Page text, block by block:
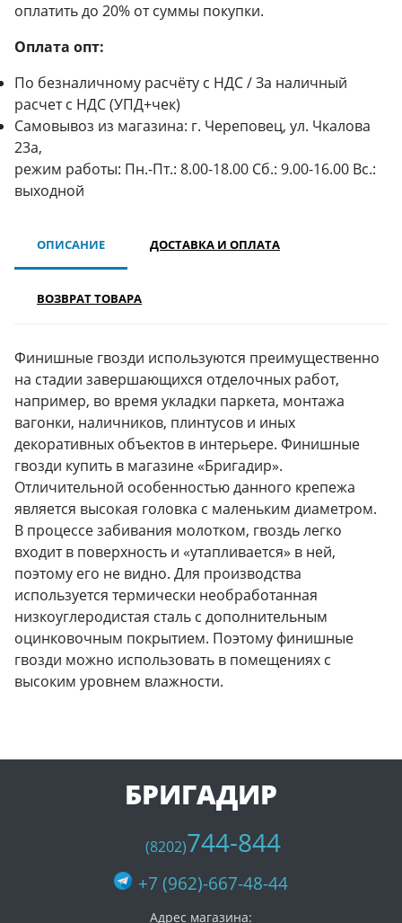
оплатить до 20% от суммы покупки.
Оплата опт:
По безналичному расчёту с НДС / За наличный
расчет с НДС (УПД+чек)
Самовывоз из магазина: г. Череповец, ул. Чкалова
23а,
режим работы: Пн.-Пт.: 8.00-18.00 Сб.: 9.00-16.00 Вс.:
выходной
ОПИСАНИЕ ДОСТАВКА И ОПЛАТА
ВОЗВРАТ ТОВАРА
Финишные гвозди используются преимущественно
на стадии завершающихся отделочных работ,
например, во время укладки паркета, монтажа
вагонки, наличников, плинтусов и иных
декоративных объектов в интерьере. Финишные
гвозди купить в магазине «Бригадир».
Отличительной особенностью данного крепежа
является высокая головка с маленьким диаметром.
В процессе забивания молотком, гвоздь легко
входит в поверхность и «утапливается» в ней,
поэтому его не видно. Для производства
используется термически необработанная
низкоуглеродистая сталь с дополнительным
оцинковочным покрытием. Поэтому финишные
гвозди можно использовать в помещениях с
высоким уровнем влажности.
БРИГАДИР
(8202)744-844
+7 (962)-667-48-44
Адрес магазина: